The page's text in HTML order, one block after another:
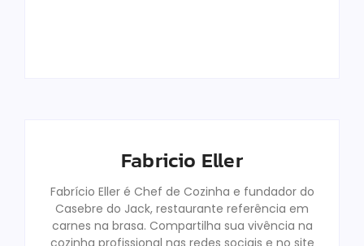
Fabricio Eller
Fabrício Eller é Chef de Cozinha e fundador do
Casebre do Jack, restaurante referência em
carnes na brasa. Compartilha sua vivência na
cozinha profissional nas redes sociais e no site